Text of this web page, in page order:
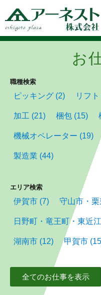
お
職種検索
ピッキング (2) リフト
加工 (21) 梱包 (15)
機械オペレーター (19)
製造業 (44)
エリア検索
伊賀市 (7) 守山市・
日野町・竜王町・東近
湖南市 (12) 甲賀市
全てのお仕事を表示